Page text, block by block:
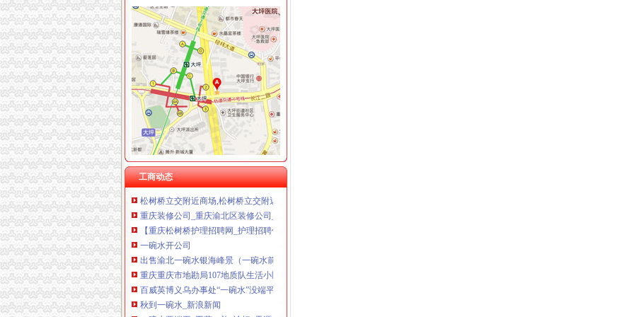
工商动态
双凤桥
重庆双凤桥公交查询
重庆空港双凤桥支路门市出租_租金2200元/月_重庆亿铺网
重庆双凤桥附近软件招聘|重庆双凤桥附近软件职位信息汇总|重庆软件
双凤桥装修装饰设计公司-渝北区装修装饰设计公司-重庆装修装饰设计
双凤桥的花店
松树桥开公司
西南合成威远生化第二_北大（sz000788）_股吧_新浪股吧
【重庆天顺害虫防有限公司招聘_新招聘信息】-前程无忧官方招聘
松树桥立交附近商场,松树桥立交附近有什么商场
重庆装修公司_重庆渝北区装修公司_百度地图
【重庆松树桥护理招聘网_护理招聘信息】-重庆智联招聘
一碗水开公司
出售渝北一碗水银海峰景（一碗水前街18号毛坯房）,-重庆社区
重庆重庆市地勘局107地质队生活小区（一碗水后街）附近酒店【携程
百威英博义乌办事处“一碗水”没端平|百姓话题-义乌十八腔论坛
秋到一碗水_新浪新闻
一碗水要端平_工薪一族_论坛_天涯社区